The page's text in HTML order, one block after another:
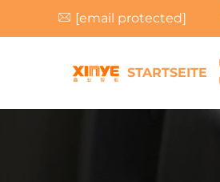
[email protected]
STARTSEITE